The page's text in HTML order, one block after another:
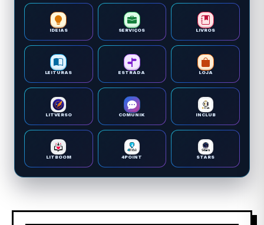
IDEIAS SERVIÇOS LIVROS
LEITURAS ESTRADA LOJA
LITVERSO COMUNIK INCLUB
LITBOOM 4POINT STARS